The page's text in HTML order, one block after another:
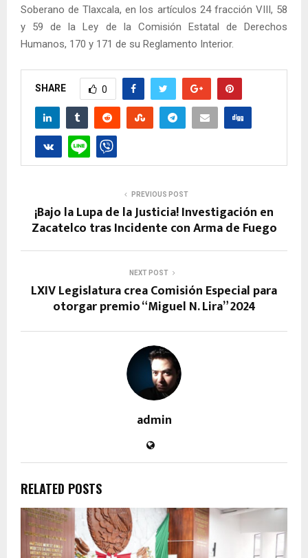
Soberano de Tlaxcala, en los artículos 24 fracción VIII, 58
y 59 de la Ley de la Comisión Estatal de Derechos
Humanos, 170 y 171 de su Reglamento Interior.
SHARE 0
PREVIOUS POST
¡Bajo la Lupa de la Justicia! Investigación en
Zacatelco tras Incidente con Arma de Fuego
NEXT POST
LXIV Legislatura crea Comisión Especial para
otorgar premio “Miguel N. Lira” 2024
admin
RELATED POSTS